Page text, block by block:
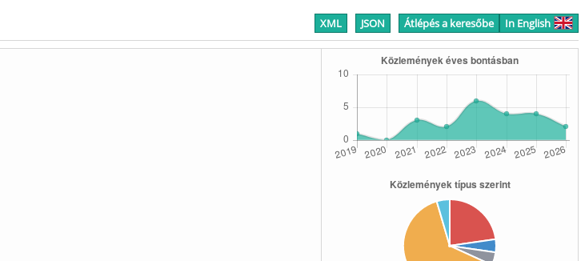
XML JSON Átlépés a keresőbe In English